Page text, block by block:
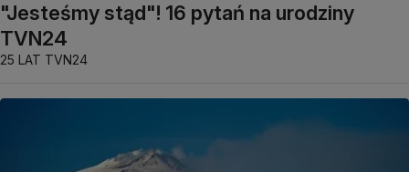
"Jesteśmy stąd"! 16 pytań na urodziny
TVN24
25 LAT TVN24